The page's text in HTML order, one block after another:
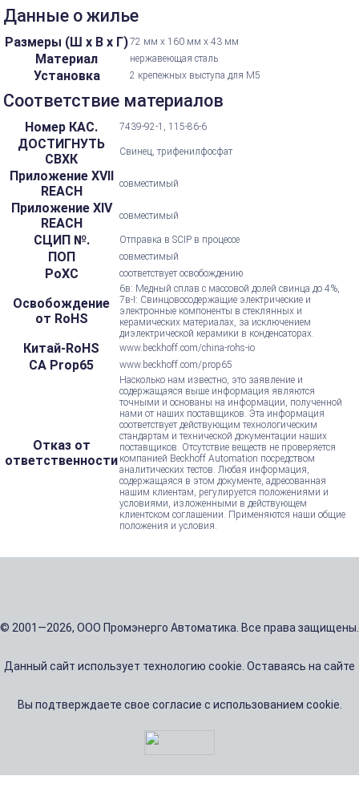
Данные о жилье
Размеры (Ш х В х Г)72 мм х 160 мм х 43 мм
Материал нержавеющая сталь
Установка 2 крепежных выступа для M5
Соответствие материалов
Номер КАС. 7439-92-1, 115-86-6
ДОСТИГНУТЬ
СВХК
Свинец, трифенилфосфат
Приложение XVII
REACH
совместимый
Приложение XIV
REACH
совместимый
СЦИП №. Отправка в SCIP в процессе
ПОП совместимый
РоХС соответствует освобождению
Освобождение
от RoHS
6в: Медный сплав с массовой долей свинца до 4%,
7в-I: Свинцовосодержащие электрические и
электронные компоненты в стеклянных и
керамических материалах, за исключением
диэлектрической керамики в конденсаторах.
Китай-RoHS www.beckhoff.com/china-rohs-io
CA Prop65 www.beckhoff.com/prop65
Отказ от
ответственности
Насколько нам известно, это заявление и
содержащаяся выше информация являются
точными и основаны на информации, полученной
нами от наших поставщиков. Эта информация
соответствует действующим технологическим
стандартам и технической документации наших
поставщиков. Отсутствие веществ не проверяется
компанией Beckhoff Automation посредством
аналитических тестов. Любая информация,
содержащаяся в этом документе, адресованная
нашим клиентам, регулируется положениями и
условиями, изложенными в действующем
клиентском соглашении. Применяются наши общие
положения и условия.
© 2001—2026, ООО Промэнерго Автоматика. Все права защищены.
Данный сайт использует технологию cookie. Оставаясь на сайте
Вы подтверждаете свое согласие с использованием cookie.